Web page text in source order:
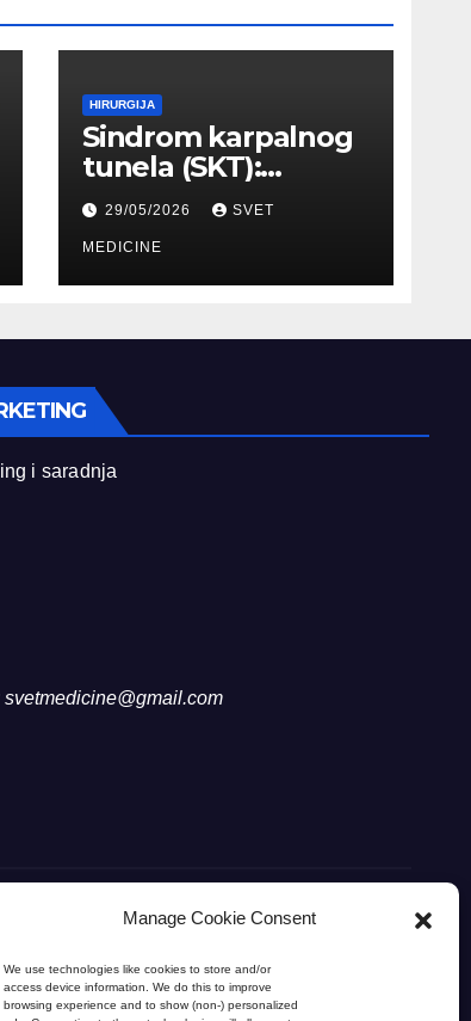
Manage Cookie Consent
We use technologies like cookies to store and/or
access device information. We do this to improve
browsing experience and to show (non-) personalized
HIRURGIJA
Sindrom karpalnog
tunela (SKT):
Simptomi, EMNG
dijagnostika i
lečenje
29/05/2026 SVET
MEDICINE
i saradnja
svetmedicine@gmail.com